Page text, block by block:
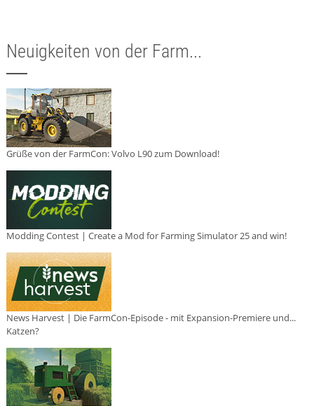
Neuigkeiten von der Farm...
Grüße von der FarmCon: Volvo L90 zum Download!
Modding Contest | Create a Mod for Farming Simulator 25 and win!
News Harvest | Die FarmCon-Episode - mit Expansion-Premiere und...
Katzen?